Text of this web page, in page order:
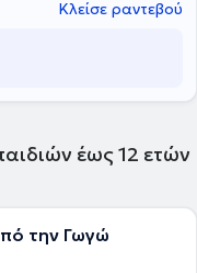
Κλείσε ραντεβού
έως 12 ετών
την Γωγώ